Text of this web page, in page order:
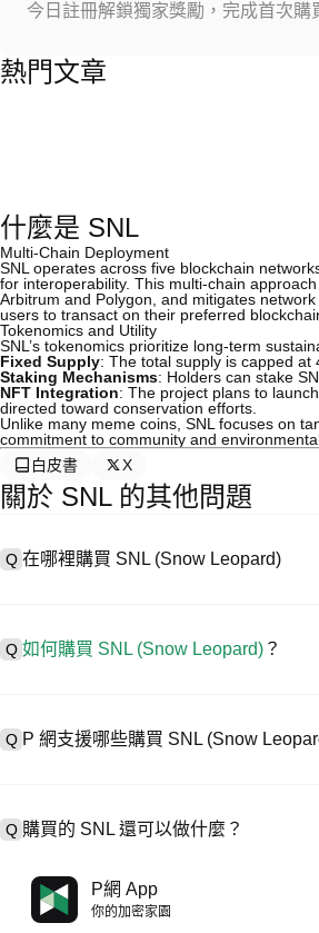
今日註冊解鎖獨家獎勵，完成首次
熱門文章
什麼是 SNL
Multi-Chain Deployment
SNL operates across five blockchain
for interoperability. This multi-chain
Arbitrum and Polygon, and mitigates
users to transact on their preferred
Tokenomics and Utility
SNL’s tokenomics prioritize long-term
Fixed Supply: The total supply is capped
Staking Mechanisms: Holders can stake
NFT Integration: The project plans to
directed toward conservation efforts.
Unlike many meme coins, SNL focuses on
commitment to community and
白皮書
X
關於 SNL 的其他問題
Q 在哪裡購買 SNL (Snow Leopard)
幫助用戶輕鬆交易。例如，P 網支援多種
2. 在帳戶中存入法幣或加密貨幣。
3. 在 CEX 中搜尋 SNL。
Q 如何購買 SNL (Snow Leopard) ？
Q P 網支援哪些購買 SNL (Snow
1）信用卡/金融卡(Visa/MasterCard) 即時
2）點對點 (P2P) 交易，透過託管機制直接
4）場外交易 (OTC) 處理超過 10 萬美元
Q 購買的 SNL 還可以做什麼？
使用 USDT 或 USDC 進行合約交易。
持幣賺幣，坐享收益。
P網 App
你的加密家園